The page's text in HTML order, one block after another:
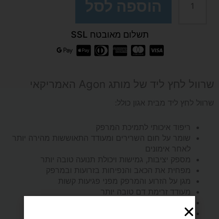
כאבים
פציעות
מותג
הוספה לסל
תשלום מאובטח SSL
שרוול לחץ ליד של מותג Agon האמריקאי
שרוול לחץ ליד מבית אגון כולל:
ריפוד איכותי לתמיכת המרפק
שומר על חום השרירים ומעודד התאוששות מהירה יותר
לאחר אימונים
מספק יציבות, גמישות ויכולת תנועה טובה יותר
מפחית את הכאב והנפיחות בזרועות ובמרפק
מגן על הזרוע והמרפק מפני פגיעות קשות
מעודד זרימת דם טובה יותר
עשוי מחומר 80% ניילון + 20% ספנדקס.